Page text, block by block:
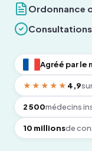
Ordonnance
Agréé par le
★★★★★ 4,9
2 500médecins
10 millionsde